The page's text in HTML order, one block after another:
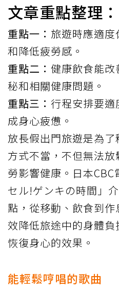
文章重點整理：
重點一： 旅遊時應適
和降低疲勞感。
重點二： 健康飲食能
秘和相關健康問題。
重點三： 行程安排要
成身心疲憊。
放長假出門旅遊是為
方式不當，不但無法
勞影響健康。日本
セル!ゲンキの時間」
點，從移動、飲食到
效降低旅途中的身體
恢復身心的效果。
能輕鬆哼唱的歌曲